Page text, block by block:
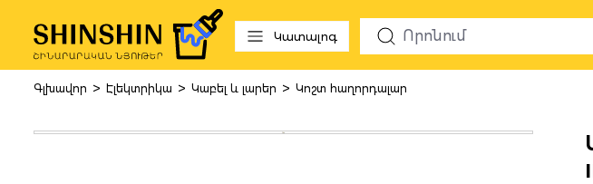
Skip to main navigation
Կատալոգ
Գլխավոր > Էլեկտրիկա > Կաբել և լարեր > Կոշտ հաղորդալար